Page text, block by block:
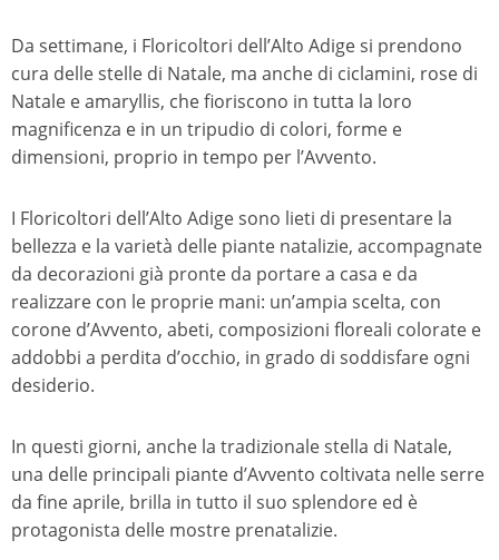
Da settimane, i Floricoltori dell’Alto Adige si prendono
cura delle stelle di Natale, ma anche di ciclamini, rose di
Natale e amaryllis, che fioriscono in tutta la loro
magnificenza e in un tripudio di colori, forme e
dimensioni, proprio in tempo per l’Avvento.
I Floricoltori dell’Alto Adige sono lieti di presentare la
bellezza e la varietà delle piante natalizie, accompagnate
da decorazioni già pronte da portare a casa e da
realizzare con le proprie mani: un’ampia scelta, con
corone d’Avvento, abeti, composizioni floreali colorate e
addobbi a perdita d’occhio, in grado di soddisfare ogni
desiderio.
In questi giorni, anche la tradizionale stella di Natale,
una delle principali piante d’Avvento coltivata nelle serre
da fine aprile, brilla in tutto il suo splendore ed è
protagonista delle mostre prenatalizie.